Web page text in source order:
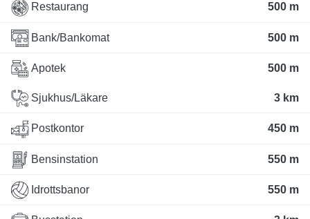
Restaurang 500 m
Bank/Bankomat 500 m
Apotek 500 m
Sjukhus/Läkare 3 km
Postkontor 450 m
Bensinstation 550 m
Idrottsbanor 550 m